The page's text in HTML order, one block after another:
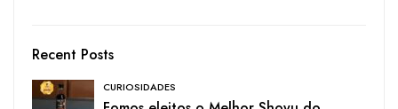
Recent Posts
CURIOSIDADES